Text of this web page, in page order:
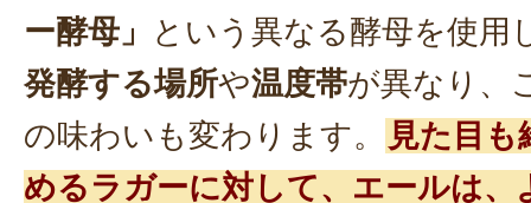
ー酵母」
という異なる酵母を使用
発酵する場所や温度帯が異なり、
の味わいも変わります。
見た目も
めるラガーに対して、エールは、